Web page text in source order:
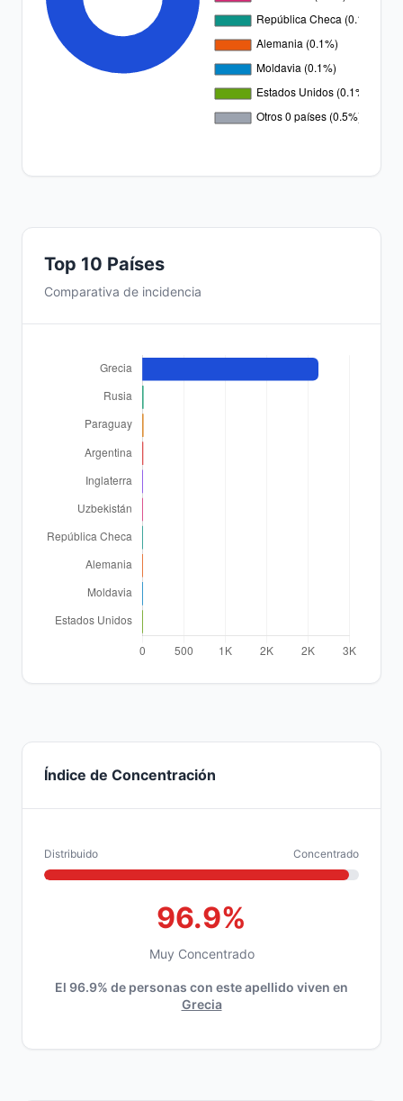
Top 10 Países
Comparativa de incidencia
Índice de Concentración
Distribuido Concentrado
96.9%
Muy Concentrado
El 96.9% de personas con este apellido viven en
Grecia